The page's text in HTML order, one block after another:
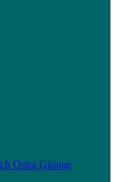
Östra Göinge